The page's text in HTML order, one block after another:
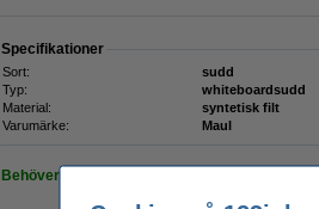
Specifikationer
Sort: sudd
Typ:
whiteboardsudd
Material:
syntetisk filt
Varumärke:
Maul
Behöver du fler?